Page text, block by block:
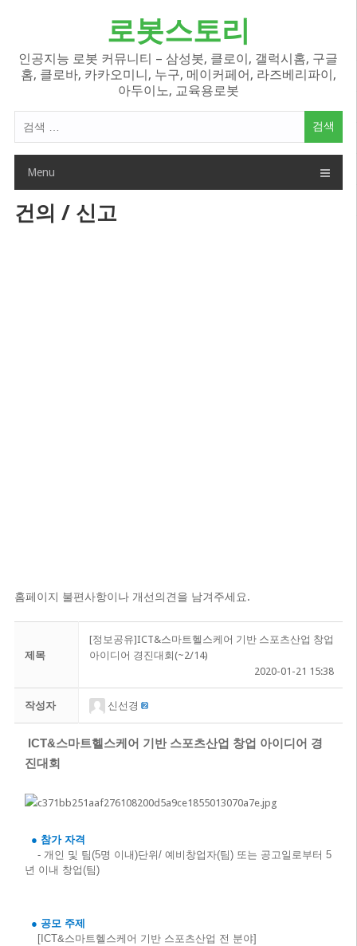
로봇스토리
인공지능 로봇 커뮤니티 – 삼성봇, 클로이, 갤럭시홈, 구글
홈, 클로바, 카카오미니, 누구, 메이커페어, 라즈베리파이,
아두이노, 교육용로봇
색
Menu
건의 / 신고
홈페이지 불편사항이나 개선의견을 남겨주세요.
제목
[정보공유]ICT&스마트헬스케어 기반 스포츠산업 창업
아이디어 경진대회(~2/14)
2020-01-21 15:38
작성자 신선경
ICT&스마트헬스케어 기반 스포츠산업 창업 아이디어 경
진대회
● 참가 자격
- 개인 및 팀(5명 이내)단위/ 예비창업자(팀) 또는 공고일로부터 5
년 이내 창업(팀)
● 공모 주제
[ICT&스마트헬스케어 기반 스포츠산업 전 분야]